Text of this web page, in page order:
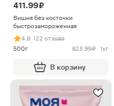
411.99 ₽
Вишня без косточки
быстрозамороженная
4.8· 122 отзыва
500г
823.99 ₽ · 1кг
В корзину